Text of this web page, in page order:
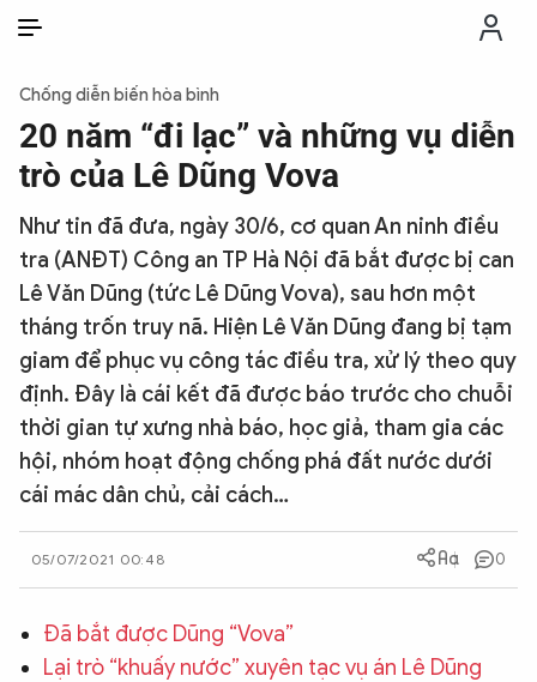
THỜI SỰ
CHỐNG DIỄN BIẾN HÒA BÌNH
CÔNG AN TRONG LÒNG DÂN
XÃ HỘI
PHÁP LUẬT
CÔNG NGHỆ
QUỐC TẾ
VĂN HÓA - THỂ THAO
Chống diễn biến hòa bình
20 năm “đi lạc” và những vụ diễn
trò của Lê Dũng Vova
Như tin đã đưa, ngày 30/6, cơ quan An ninh điều
tra (ANĐT) Công an TP Hà Nội đã bắt được bị can
Lê Văn Dũng (tức Lê Dũng Vova), sau hơn một
tháng trốn truy nã. Hiện Lê Văn Dũng đang bị tạm
giam để phục vụ công tác điều tra, xử lý theo quy
định. Đây là cái kết đã được báo trước cho chuỗi
thời gian tự xưng nhà báo, học giả, tham gia các
hội, nhóm hoạt động chống phá đất nước dưới
cái mác dân chủ, cải cách…
05/07/2021 00:48 0
Đã bắt được Dũng “Vova”
Lại trò “khuấy nước” xuyên tạc vụ án Lê Dũng